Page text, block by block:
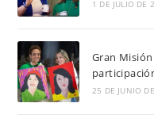
1 DE JULIO DE
Gran
25 DE JUNIO